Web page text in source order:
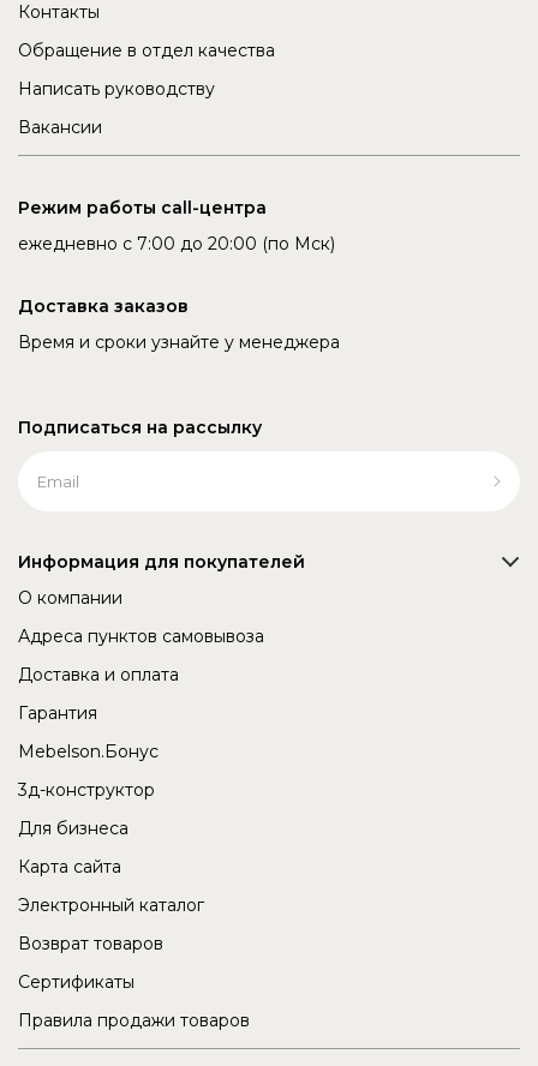
Контакты
Обращение в отдел качества
Написать руководству
Вакансии
Режим работы call-центра
ежедневно с 7:00 до 20:00 (по Мск)
Доставка заказов
Время и сроки узнайте у менеджера
Подписаться на рассылку
Информация для покупателей
О компании
Адреса пунктов самовывоза
Доставка и оплата
Гарантия
Mebelson.Бонус
3д-конструктор
Для бизнеса
Карта сайта
Электронный каталог
Возврат товаров
Сертификаты
Правила продажи товаров